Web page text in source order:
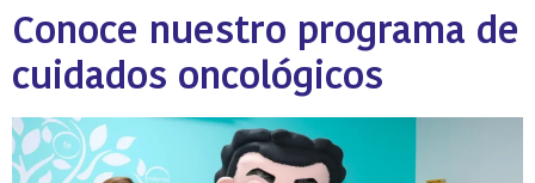
Conoce nuestro programa de
cuidados oncológicos